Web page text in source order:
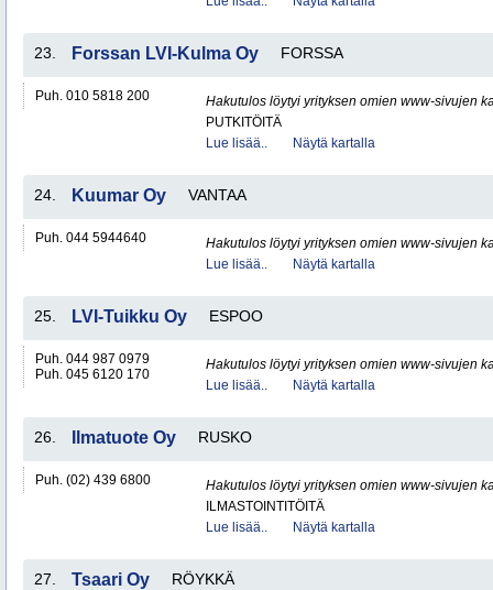
23. Forssan LVI-Kulma Oy FORSSA
Puh. 010 5818 200
Hakutulos löytyi yrityksen omien www-sivujen
PUTKITÖITÄ
Lue lisää..
Näytä kartalla
24. Kuumar Oy VANTAA
Puh. 044 5944640
Hakutulos löytyi yrityksen omien www-sivujen
Lue lisää..
Näytä kartalla
25. LVI-Tuikku Oy ESPOO
Puh. 044 987 0979
Puh. 045 6120 170
Hakutulos löytyi yrityksen omien www-sivujen
Lue lisää..
Näytä kartalla
26. Ilmatuote Oy RUSKO
Puh. (02) 439 6800
Hakutulos löytyi yrityksen omien www-sivujen
ILMASTOINTITÖITÄ
Lue lisää..
Näytä kartalla
27. Tsaari Oy RÖYKKÄ